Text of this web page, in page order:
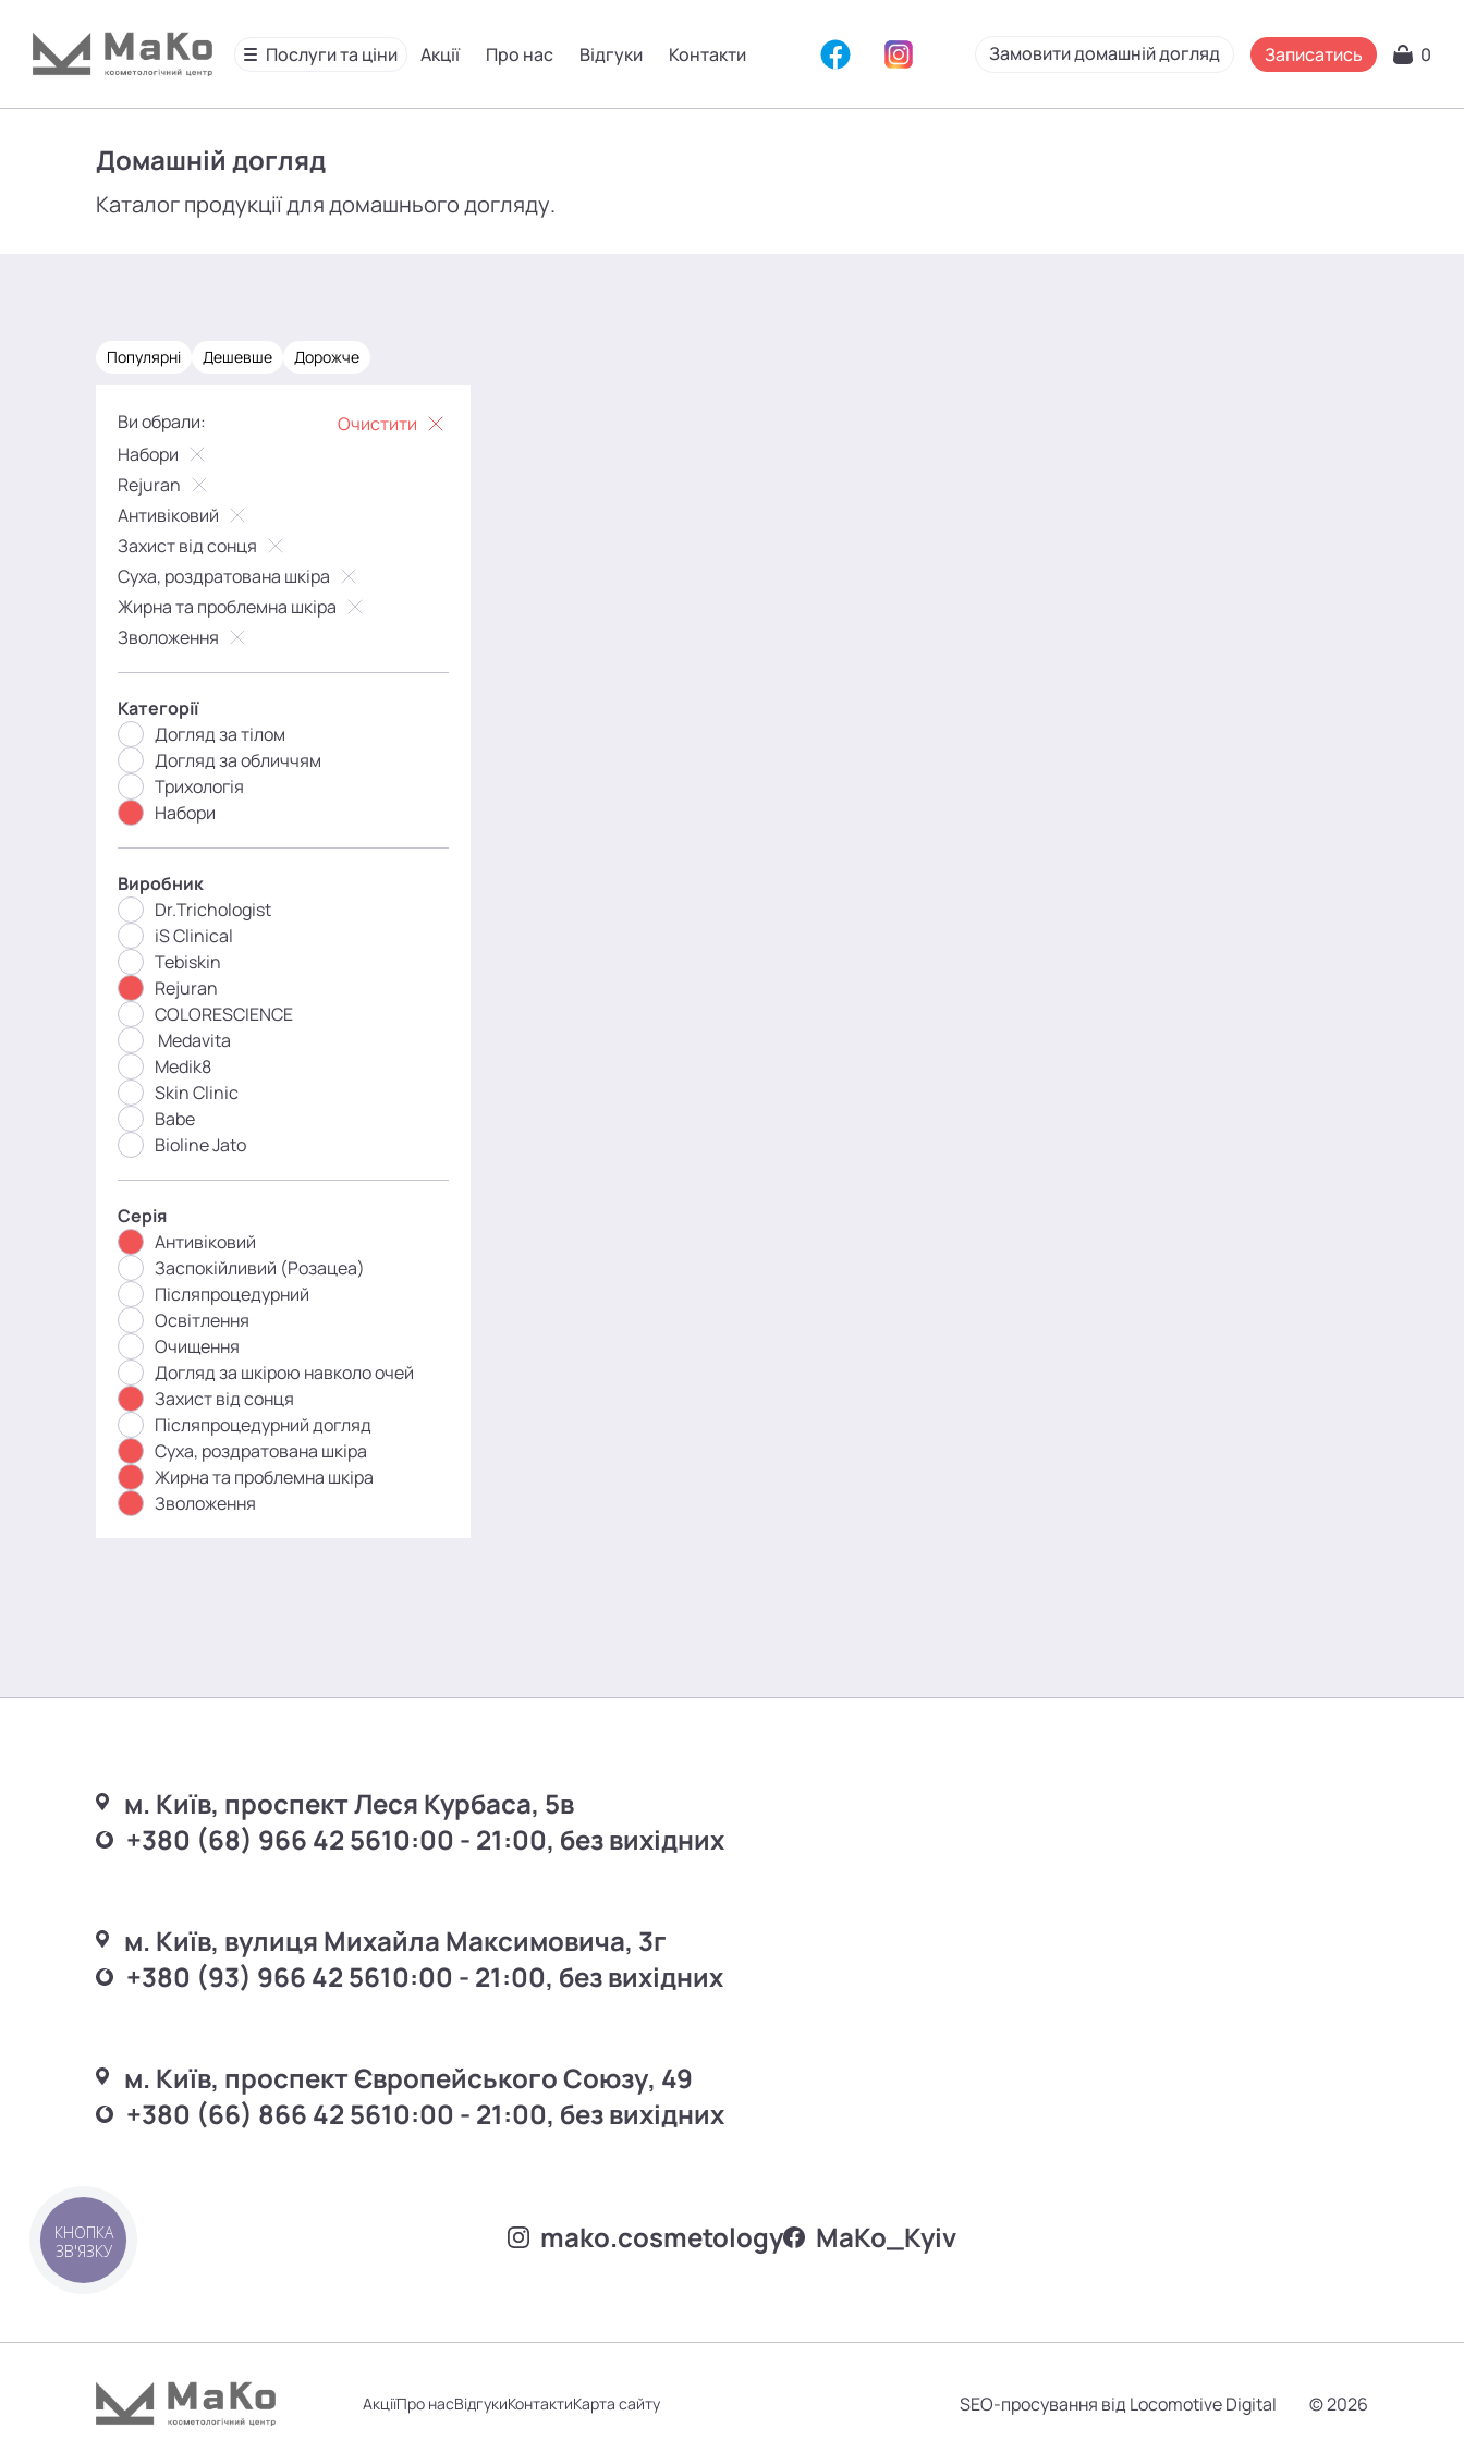
Послуги та ціни Акції Про нас Відгуки Контакти Замовити домашній догляд Записатись 0
Домашній догляд
Каталог продукції для домашнього догляду.
Популярні Дешевше Дорожче
Ви обрали:
Очистити
Набори
Rejuran
Антивіковий
Захист від сонця
Суха, роздратована шкіра
Жирна та проблемна шкіра
Зволоження
Категорії
Догляд за тілом
Догляд за обличчям
Трихологія
Набори
Виробник
Dr.Trichologist
iS Clinical
Tebiskin
Rejuran
COLORESCIENCE
Medavita
Medik8
Skin Clinic
Babe
Bioline Jato
Серія
Антивіковий
Заспокійливий (Розацеа)
Післяпроцедурний
Освітлення
Очищення
Догляд за шкірою навколо очей
Захист від сонця
Післяпроцедурний догляд
Суха, роздратована шкіра
Жирна та проблемна шкіра
Зволоження
м. Київ, проспект Леся Курбаса, 5в
+380 (68) 966 42 5610:00 - 21:00, без вихідних
м. Київ, вулиця Михайла Максимовича, 3г
+380 (93) 966 42 5610:00 - 21:00, без вихідних
м. Київ, проспект Європейського Союзу, 49
+380 (66) 866 42 5610:00 - 21:00, без вихідних
mako.cosmetology MаKo_Kyiv
АкціїПро насВідгукиКонтактиКарта сайту SEO-просування від Locomotive Digital © 2026
КНОПКА
ЗВ'ЯЗКУ